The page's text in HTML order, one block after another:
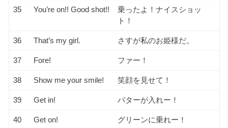
35 You’re on!! Good shot!!
乗ったよ！ナイスショッ
ト！
36 That’s my girl. さすが私のお姫様だ。
37 Fore! ファー！
38 Show me your smile! 笑顔を見せて！
39 Get in! パターが入れー！
40 Get on! グリーンに乗れー！